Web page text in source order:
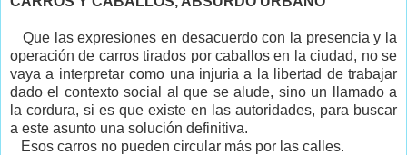
Que las expresiones en desacuerdo con la presencia y la
operación de carros tirados por caballos en la ciudad, no se
vaya a interpretar como una injuria a la libertad de trabajar
dado el contexto social al que se alude, sino un llamado a
la cordura, si es que existe en las autoridades, para buscar
a este asunto una solución definitiva.
Esos carros no pueden circular más por las calles.